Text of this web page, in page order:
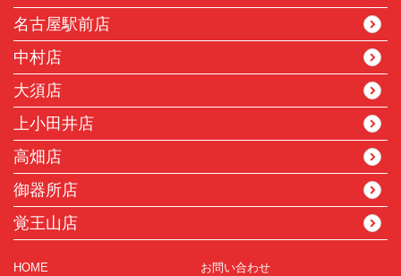
名古屋駅前店
中村店
大須店
上小田井店
高畑店
御器所店
覚王山店
HOME
お問い合わせ